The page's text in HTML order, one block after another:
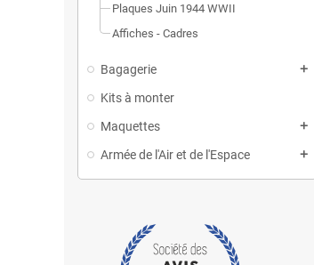
Plaques Juin 1944 WWII
Affiches - Cadres
Bagagerie
Kits à monter
Maquettes
Armée de l'Air et de l'Espace